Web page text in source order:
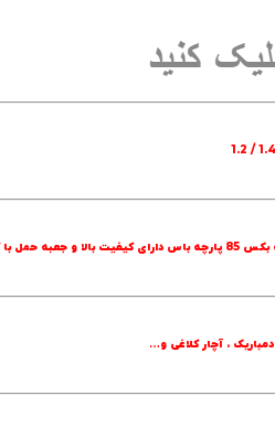
حمل با کیفیت
، آچار کلاغی و…